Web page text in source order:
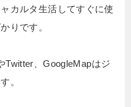
カルタ生活してすぐに使
りです。
Twitter、GoogleMapはジ
。